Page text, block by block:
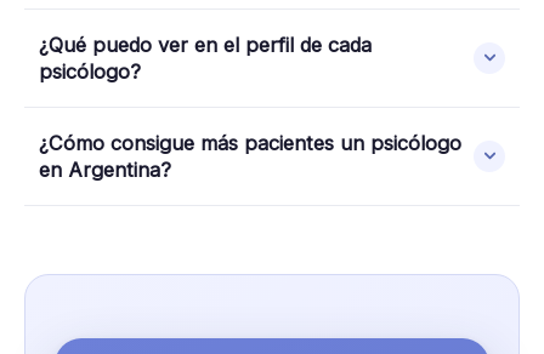
¿Qué puedo ver en el perfil de cada
psicólogo?
¿Cómo consigue más pacientes un psicólogo
en Argentina?